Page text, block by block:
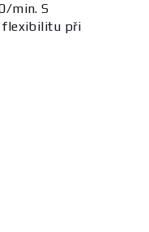
min. S
flexibilitu při